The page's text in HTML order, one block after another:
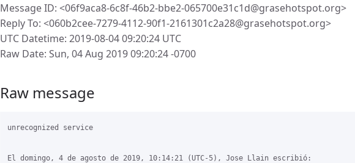
Message ID: <06f9aca8-6c8f-46b2-bbe2-065700e31c1d@grasehotspot.org>
Reply To: <060b2cee-7279-4112-90f1-2161301c2a28@grasehotspot.org>
UTC Datetime: 2019-08-04 09:20:24 UTC
Raw Date: Sun, 04 Aug 2019 09:20:24 -0700
Raw message
unrecognized service
El domingo, 4 de agosto de 2019, 10:14:21 (UTC-5), Jose Llain escribió: